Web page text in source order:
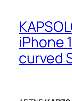
iPhone
curved